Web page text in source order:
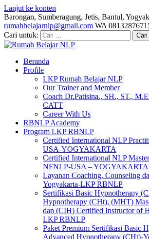
Lanjut ke konten
Barongan, Sumberagung, Jetis, Bantul,
rumahbelajarnlp@gmail.com WA
Cari untuk:
Cari
Beranda
Profile
LKP Rumah Belajar NLP
Our Trainer and Member
Coach Dr.Patisina., SH., ST.,
CATT
Career With Us
RBNLP Academy
Program LKP RBNLP
Certified International NLP
USA-YOGYAKARTA
Certified International NLP
NFNLP-USA – YOGYAKARTA
Layanan Coaching, Counseling
Yogyakarta-LKP RBNLP
Sertifikasi Basic Hypnotherapy
Hypnotherapy (CHt), (MHT)
dan (CIH) Certified Instructor of
LKP RBNLP
Paket Premium Sertifikasi Basic
Advanced Hypnotherapy (CHt)-